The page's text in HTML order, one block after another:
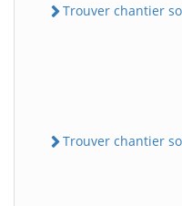
Trouver chantier
Trouver chantier